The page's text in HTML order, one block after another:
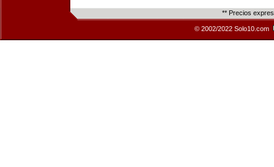
** Precios
© 2002/2022 Solo10.com